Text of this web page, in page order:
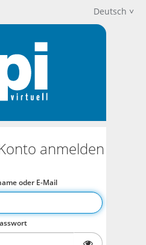
Deutsch
anmelden
oder E-Mail